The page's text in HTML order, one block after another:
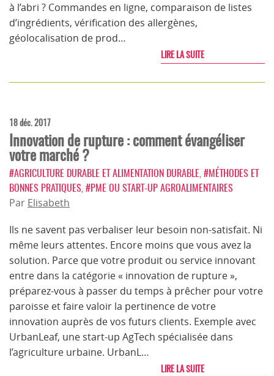
à l’abri ? Commandes en ligne, comparaison de listes
d’ingrédients, vérification des allergènes,
géolocalisation de prod…
LIRE LA SUITE
18 déc. 2017
Innovation de rupture : comment évangéliser
votre marché ?
#AGRICULTURE DURABLE ET ALIMENTATION DURABLE #MÉTHODES ET
BONNES PRATIQUES #PME OU START-UP AGROALIMENTAIRES
Par Elisabeth
Ils ne savent pas verbaliser leur besoin non-satisfait. Ni
même leurs attentes. Encore moins que vous avez la
solution. Parce que votre produit ou service innovant
entre dans la catégorie « innovation de rupture »,
préparez-vous à passer du temps à prêcher pour votre
paroisse et faire valoir la pertinence de votre
innovation auprès de vos futurs clients. Exemple avec
UrbanLeaf, une start-up AgTech spécialisée dans
l’agriculture urbaine. UrbanL…
LIRE LA SUITE